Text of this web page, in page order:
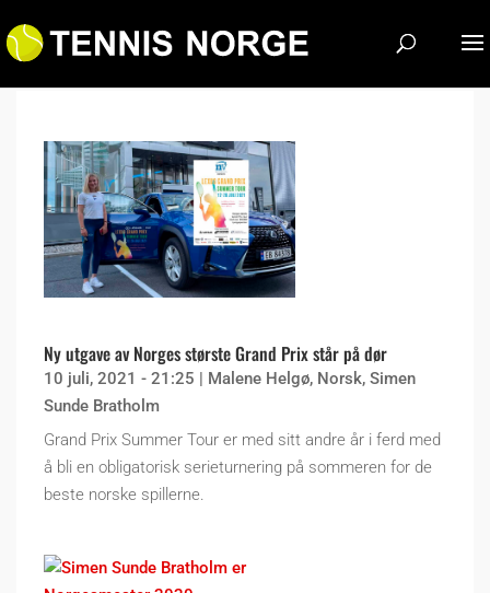
Ny utgave av Norges største Grand Prix står på dør
10 juli, 2021 - 21:25 | Malene Helgø, Norsk, Simen
Sunde Bratholm
Grand Prix Summer Tour er med sitt andre år i ferd med
å bli en obligatorisk serieturnering på sommeren for de
beste norske spillerne.